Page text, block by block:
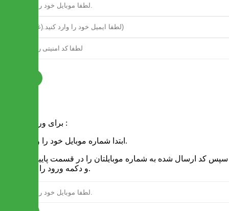
برای ورود به سایت :
1 - ابتدا شماره موبایل خود را وارد کنید.
و دکمه ورود را انتخاب کنید.